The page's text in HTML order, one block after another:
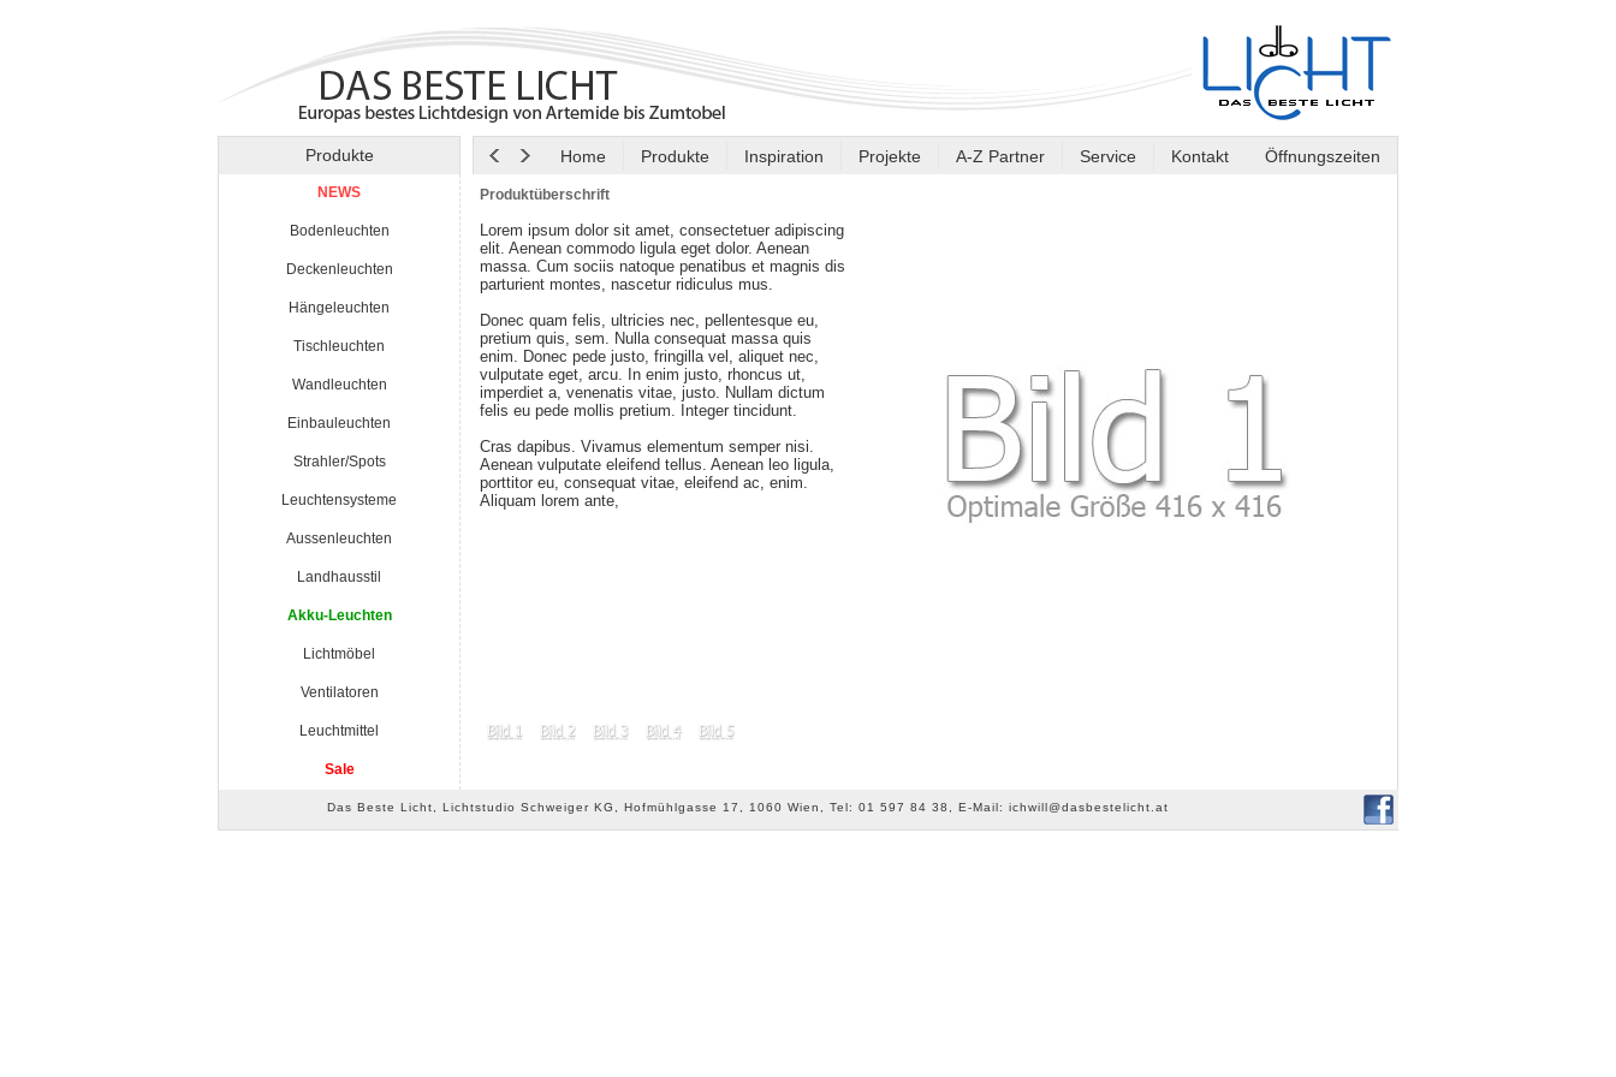
Produkte Home Produkte Inspiration Projekte A-Z Partner Service Kontakt Öffnungszeiten
NEWS
Bodenleuchten
Deckenleuchten
Hängeleuchten
Tischleuchten
Wandleuchten
Einbauleuchten
Strahler/Spots
Leuchtensysteme
Aussenleuchten
Landhausstil
Akku-Leuchten
Lichtmöbel
Ventilatoren
Leuchtmittel
Sale
Produktüberschrift
Lorem ipsum dolor sit amet, consectetuer adipiscing
elit. Aenean commodo ligula eget dolor. Aenean
massa. Cum sociis natoque penatibus et magnis dis
parturient montes, nascetur ridiculus mus.
Donec quam felis, ultricies nec, pellentesque eu,
pretium quis, sem. Nulla consequat massa quis
enim. Donec pede justo, fringilla vel, aliquet nec,
vulputate eget, arcu. In enim justo, rhoncus ut,
imperdiet a, venenatis vitae, justo. Nullam dictum
felis eu pede mollis pretium. Integer tincidunt.
Cras dapibus. Vivamus elementum semper nisi.
Aenean vulputate eleifend tellus. Aenean leo ligula,
porttitor eu, consequat vitae, eleifend ac, enim.
Aliquam lorem ante,
Das Beste Licht, Lichtstudio Schweiger KG, Hofmühlgasse 17, 1060 Wien, Tel: 01 597 84 38, E-Mail: ichwill@dasbestelicht.at